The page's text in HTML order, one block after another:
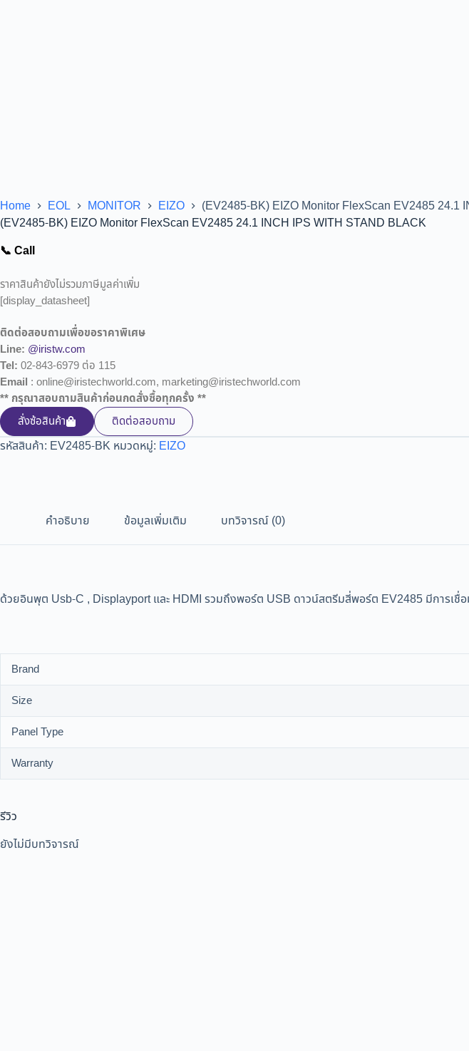
Home EOL MONITOR EIZO
(EV2485-BK) EIZO Monitor FlexScan EV2485 24.1
(EV2485-BK) EIZO Monitor FlexScan EV2485 24.1 INCH IPS WITH STAND BLACK
📞 Call
ราคาสินค้ายังไม่รวมภาษีมูลค่าเพิ่ม
[display_datasheet]
ติดต่อสอบถามเพื่อขอราคาพิเศษ
Line: @iristw.com
Tel: 02-843-6979 ต่อ 115
Email : online@iristechworld.com, marketing@iristechworld.com
** กรุณาสอบถามสินค้าก่อนกดสั่งซื้อทุกครั้ง **
สั่งซ้อสินค้า
ติดต่อสอบถาม
รหัสสินค้า: EV2485-BK หมวดหมู่: EIZO
คำอธิบาย ข้อมูลเพิ่มเติม บทวิจารณ์ (0)
ด้วยอินพุต Usb-C , Displayport และ HDMI รวมถึงพอร์ต USB ดาวน์สตรีมสี่พอร์ต EV2485 มีการเ
Brand
Size
Panel Type
Warranty
รีวิว
ยังไม่มีบทวิจารณ์